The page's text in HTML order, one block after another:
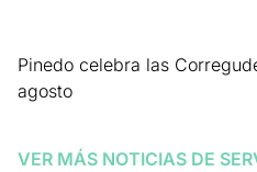
Pinedo celebra las
agosto
VER MÁS NOTICIAS DE